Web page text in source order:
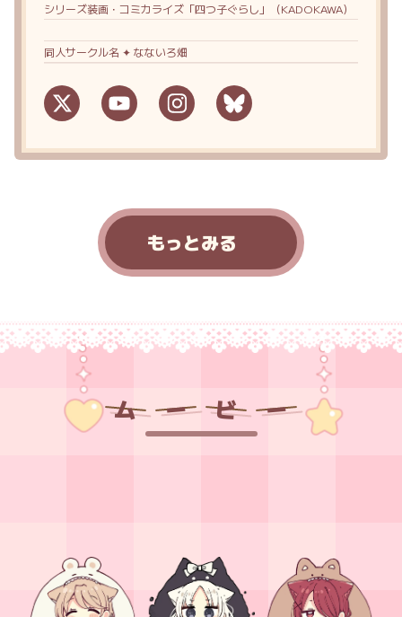
シリーズ装画・コミカライズ「四つ子ぐらし」（KADOKAWA）
同人サークル名 ✦ なないろ畑
もっとみる
ム ー ビ ー